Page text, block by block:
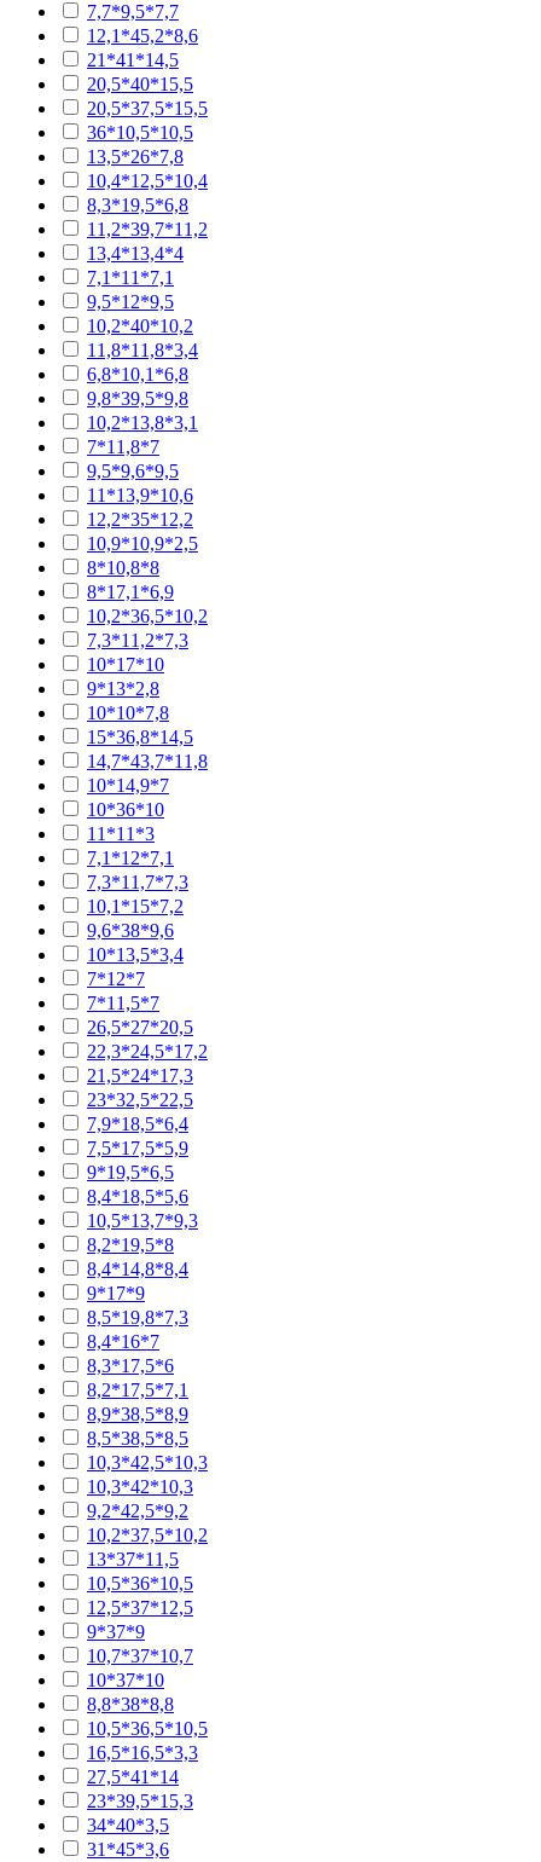
7,7*9,5*7,7
12,1*45,2*8,6
21*41*14,5
20,5*40*15,5
20,5*37,5*15,5
36*10,5*10,5
13,5*26*7,8
10,4*12,5*10,4
8,3*19,5*6,8
11,2*39,7*11,2
13,4*13,4*4
7,1*11*7,1
9,5*12*9,5
10,2*40*10,2
11,8*11,8*3,4
6,8*10,1*6,8
9,8*39,5*9,8
10,2*13,8*3,1
7*11,8*7
9,5*9,6*9,5
11*13,9*10,6
12,2*35*12,2
10,9*10,9*2,5
8*10,8*8
8*17,1*6,9
10,2*36,5*10,2
7,3*11,2*7,3
10*17*10
9*13*2,8
10*10*7,8
15*36,8*14,5
14,7*43,7*11,8
10*14,9*7
10*36*10
11*11*3
7,1*12*7,1
7,3*11,7*7,3
10,1*15*7,2
9,6*38*9,6
10*13,5*3,4
7*12*7
7*11,5*7
26,5*27*20,5
22,3*24,5*17,2
21,5*24*17,3
23*32,5*22,5
7,9*18,5*6,4
7,5*17,5*5,9
9*19,5*6,5
8,4*18,5*5,6
10,5*13,7*9,3
8,2*19,5*8
8,4*14,8*8,4
9*17*9
8,5*19,8*7,3
8,4*16*7
8,3*17,5*6
8,2*17,5*7,1
8,9*38,5*8,9
8,5*38,5*8,5
10,3*42,5*10,3
10,3*42*10,3
9,2*42,5*9,2
10,2*37,5*10,2
13*37*11,5
10,5*36*10,5
12,5*37*12,5
9*37*9
10,7*37*10,7
10*37*10
8,8*38*8,8
10,5*36,5*10,5
16,5*16,5*3,3
27,5*41*14
23*39,5*15,3
34*40*3,5
31*45*3,6